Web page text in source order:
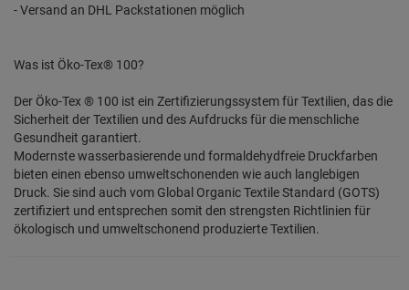
- Versand an DHL Packstationen möglich
Was ist Öko-Tex® 100?
Der Öko-Tex ® 100 ist ein Zertifizierungssystem für Textilien, das die
Sicherheit der Textilien und des Aufdrucks für die menschliche
Gesundheit garantiert.
Modernste wasserbasierende und formaldehydfreie Druckfarben
bieten einen ebenso umweltschonenden wie auch langlebigen
Druck. Sie sind auch vom Global Organic Textile Standard (GOTS)
zertifiziert und entsprechen somit den strengsten Richtlinien für
ökologisch und umweltschonend produzierte Textilien.